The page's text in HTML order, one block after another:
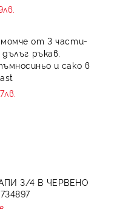
от 3 части-
ръкав,
и сако в
3/4 В ЧЕРВЕНО